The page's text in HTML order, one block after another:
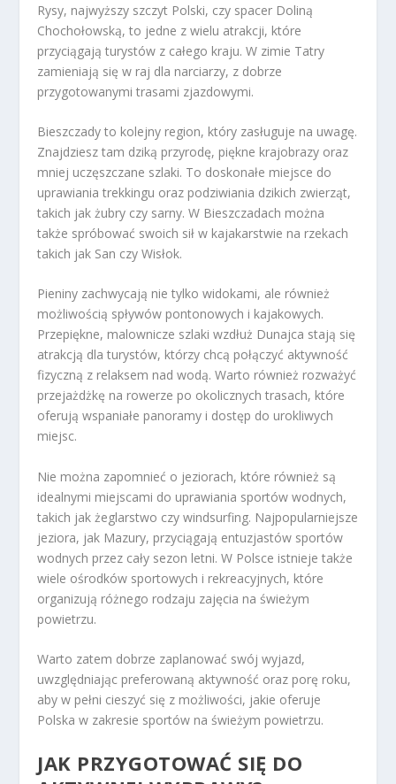
Rysy, najwyższy szczyt Polski, czy spacer Doliną
Chochołowską, to jedne z wielu atrakcji, które
przyciągają turystów z całego kraju. W zimie Tatry
zamieniają się w raj dla narciarzy, z dobrze
przygotowanymi trasami zjazdowymi.
Bieszczady to kolejny region, który zasługuje na uwagę.
Znajdziesz tam dziką przyrodę, piękne krajobrazy oraz
mniej uczęszczane szlaki. To doskonałe miejsce do
uprawiania trekkingu oraz podziwiania dzikich zwierząt,
takich jak żubry czy sarny. W Bieszczadach można
także spróbować swoich sił w kajakarstwie na rzekach
takich jak San czy Wisłok.
Pieniny zachwycają nie tylko widokami, ale również
możliwością spływów pontonowych i kajakowych.
Przepiękne, malownicze szlaki wzdłuż Dunajca stają się
atrakcją dla turystów, którzy chcą połączyć aktywność
fizyczną z relaksem nad wodą. Warto również rozważyć
przejażdżkę na rowerze po okolicznych trasach, które
oferują wspaniałe panoramy i dostęp do urokliwych
miejsc.
Nie można zapomnieć o jeziorach, które również są
idealnymi miejscami do uprawiania sportów wodnych,
takich jak żeglarstwo czy windsurfing. Najpopularniejsze
jeziora, jak Mazury, przyciągają entuzjastów sportów
wodnych przez cały sezon letni. W Polsce istnieje także
wiele ośrodków sportowych i rekreacyjnych, które
organizują różnego rodzaju zajęcia na świeżym
powietrzu.
Warto zatem dobrze zaplanować swój wyjazd,
uwzględniając preferowaną aktywność oraz porę roku,
aby w pełni cieszyć się z możliwości, jakie oferuje
Polska w zakresie sportów na świeżym powietrzu.
JAK PRZYGOTOWAĆ SIĘ DO